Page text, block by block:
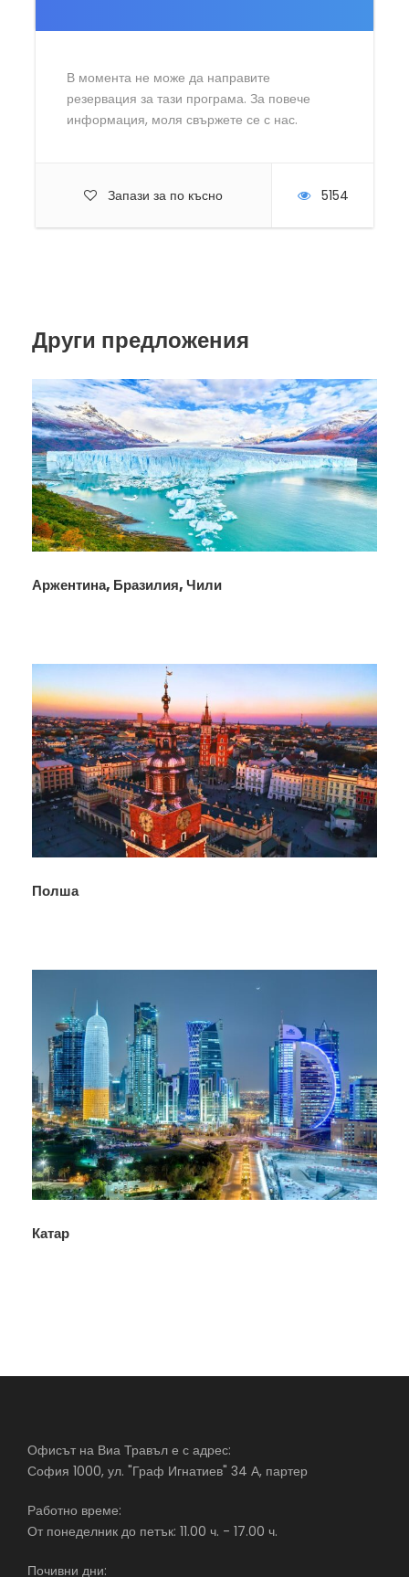
В момента не може да направите
резервация за тази програма. За повече
информация, моля свържете се с нас.
Запази за по късно 5154
Други предложения
Аржентина, Бразилия, Чили
Полша
Катар
Офисът на Виа Травъл е с адрес:
София 1000, ул. "Граф Игнатиев" 34 А, партер
Работно време:
От понеделник до петък: 11.00 ч. - 17.00 ч.
Почивни дни: